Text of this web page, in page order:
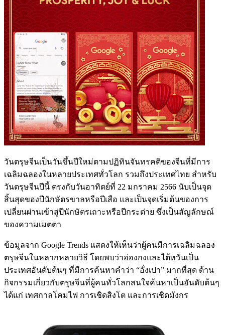
วันตรุษจีนเป็นวันขึ้นปีใหม่ตามปฏิทินจันทรคติของจีนที่มีการ
เฉลิมฉลองในหลายประเทศทั่วโลก รวมถึงประเทศไทย สำหรับ
วันตรุษจีนปีนี้ ตรงกับวันอาทิตย์ที่ 22 มกราคม 2566 นับเป็นจุด
สิ้นสุดของปีนักษัตรขาลหรือปีเสือ และเป็นจุดเริ่มต้นของการ
เปลี่ยนผ่านเข้าสู่ปีนักษัตรเถาะหรือปีกระต่าย ซึ่งเป็นสัญลักษณ์
ของความเมตตา
ข้อมูลจาก Google Trends แสดงให้เห็นว่าผู้คนมีการเฉลิมฉลอง
ตรุษจีนในหลากหลายวิธี โดยพบว่าฮ่องกงและไต้หวันเป็น
ประเทศอันดับต้นๆ ที่มีการค้นหาคำว่า “อั่งเปา” มากที่สุด ด้าน
กิจกรรมเกี่ยวกับตรุษจีนที่ผู้คนทั่วโลกสนใจค้นหาเป็นอันดับต้นๆ
ได้แก่ เทศกาลโคมไฟ การเชิดสิงโต และการเชิดมังกร